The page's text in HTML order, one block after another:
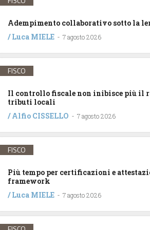
Adempimento collaborativo sotto la
/Luca MIELE - 7 agosto 2026
FISCO
Il controllo fiscale non inibisce più il
tributi locali
/Alfio CISSELLO - 7 agosto 2026
FISCO
Più tempo per certificazioni e
framework
/Luca MIELE - 7 agosto 2026